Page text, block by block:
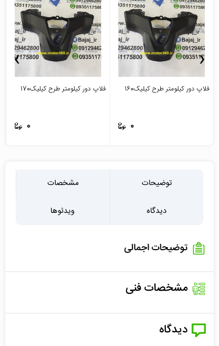
فلاپ دور کیلومتر طرح کیلیک160
0
فلاپ دور کیلومتر طرح کیلیک170
0
‹
›
توضیحات مشخصات
دیدگاه ویدئوها
توضیحات اجمالی
مشخصات فنی
دیدگاه